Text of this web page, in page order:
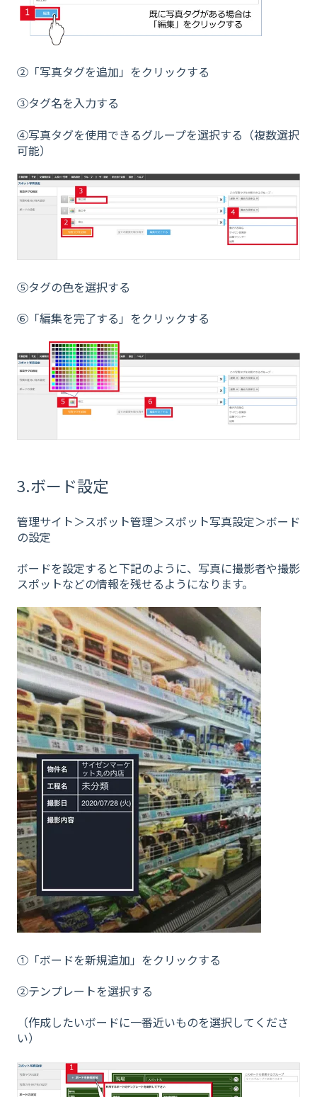
②「写真タグを追加」をクリックする
③タグ名を入力する
④写真タグを使用できるグループを選択する（複数選択
可能）
⑤タグの色を選択する
⑥「編集を完了する」をクリックする
3.ボード設定
管理サイト＞スポット管理＞スポット写真設定＞ボード
の設定
ボードを設定すると下記のように、写真に撮影者や撮影
スポットなどの情報を残せるようになります。
①「ボードを新規追加」をクリックする
②テンプレートを選択する
（作成したいボードに一番近いものを選択してくださ
い）